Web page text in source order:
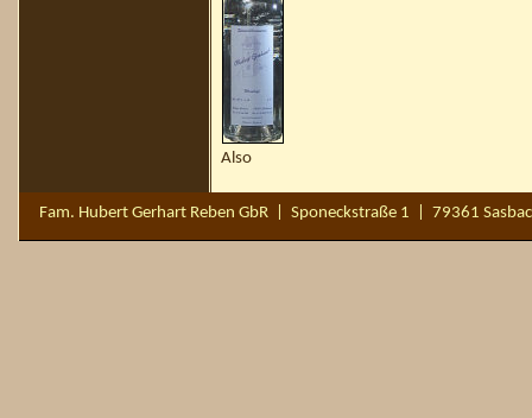
Also
Fam. Hubert Gerhart Reben GbR | Sponeckstraße 1 | 79361